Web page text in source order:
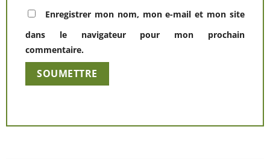
Enregistrer mon nom, mon e-mail et mon site
dans le navigateur pour mon prochain
commentaire.